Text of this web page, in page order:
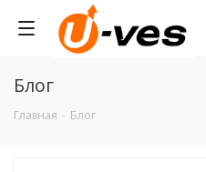
Блог
Главная - Блог